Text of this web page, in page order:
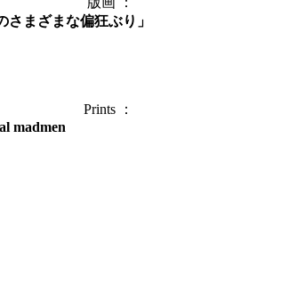
まざまな偏狂ぶり」
Prints ：
madmen